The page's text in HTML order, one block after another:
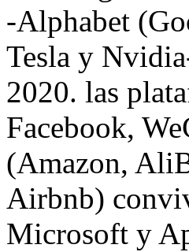
-Alphabet
Tesla y
2020. las
Facebook,
(Amazon,
Airbnb)
Microsoft y